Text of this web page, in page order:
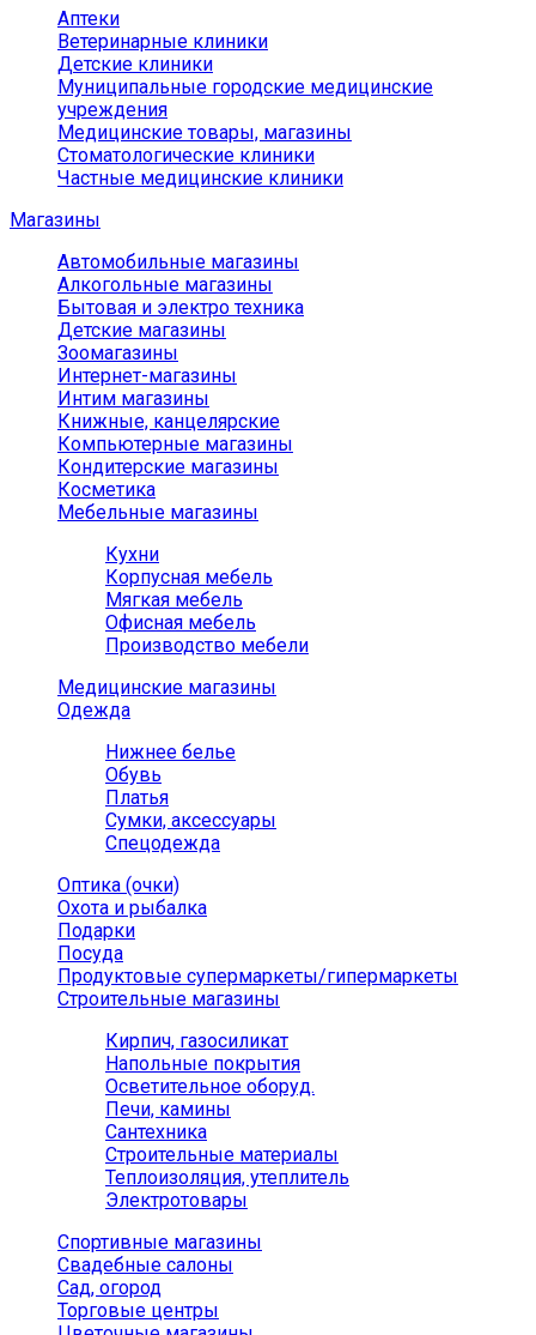
Аптеки
Ветеринарные клиники
Детские клиники
Муниципальные городские медицинские
учреждения
Медицинские товары, магазины
Стоматологические клиники
Частные медицинские клиники
Магазины
Автомобильные магазины
Алкогольные магазины
Бытовая и электро техника
Детские магазины
Зоомагазины
Интернет-магазины
Интим магазины
Книжные, канцелярские
Компьютерные магазины
Кондитерские магазины
Косметика
Мебельные магазины
Кухни
Корпусная мебель
Мягкая мебель
Офисная мебель
Производство мебели
Медицинские магазины
Одежда
Нижнее белье
Обувь
Платья
Сумки, аксессуары
Спецодежда
Оптика (очки)
Охота и рыбалка
Подарки
Посуда
Продуктовые супермаркеты/гипермаркеты
Строительные магазины
Кирпич, газосиликат
Напольные покрытия
Осветительное оборуд.
Печи, камины
Сантехника
Строительные материалы
Теплоизоляция, утеплитель
Электротовары
Спортивные магазины
Свадебные салоны
Сад, огород
Торговые центры